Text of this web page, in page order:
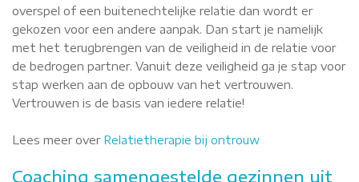
overspel of een buitenechtelijke relatie dan wordt er
gekozen voor een andere aanpak. Dan start je namelijk
met het terugbrengen van de veiligheid in de relatie voor
de bedrogen partner. Vanuit deze veiligheid ga je stap voor
stap werken aan de opbouw van het vertrouwen.
Vertrouwen is de basis van iedere relatie!
Lees meer over Relatietherapie bij ontrouw
Coaching samengestelde gezinnen uit